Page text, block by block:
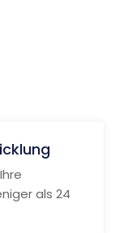
als 24